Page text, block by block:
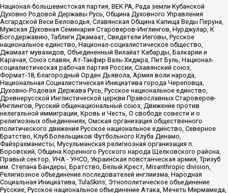
Национал-большевистская партия, ВЕК РА, Рада земли Кубанской
Духовно Родовой Державы Русь, Община Духовного Управления
Асгардской Веси Беловодья, Славянская Община Капища Веды Перуна,
Мужская Духовная Семинария Староверов-Инглингов, Нурджулар, К
Богодержавию, Таблиги Джамаат, Свидетели Иеговы, Русское
национальное единство, Национал-социалистическое общество,
Джамаат мувахидов, Объединенный Вилайат Кабарды, Балкарии и
Карачая, Союз славян, Ат-Такфир Валь-Хиджра, Пит Буль, Национал-
социалистическая рабочая партия России, Славянский союз,
Формат-18, Благородный Орден Дьявола, Армия воли народа,
Национальная Социалистическая Инициатива города Череповца,
Духовно-Родовая Держава Русь, Русское национальное единство,
Древнерусской Инглистической церкви Православных Староверов-
Инглингов, Русский общенациональный союз, Движение против
нелегальной иммиграции, Кровь и Честь, О свободе совести и о
религиозных объединениях, Омская организация общественного
политического движения Русское национальное единство, Северное
Братство, Клуб Болельщиков Футбольного Клуба Динамо,
Файзрахманисты, Мусульманская религиозная организация п.
Боровский, Община Коренного Русского народа Щелковского района,
Правый сектор, УНА - УНСО, Украинская повстанческая армия, Тризуб
им. Степана Бандеры, Братство, Белый Крест, Misanthropic division,
Религиозное объединение последователей инглиизма, Народная
Социальная Инициатива, TulaSkins, Этнополитическое объединение
Русские, Русское национальное объединение Атака, Мечеть Мирмамеда,